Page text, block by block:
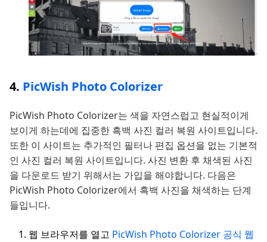
4. PicWish Photo Colorizer
PicWish Photo Colorizer는 색을 자연스럽고 현실적이게
보이게 하는데에 집중한 흑백 사진 컬러 복원 사이트입니다.
또한 이 사이트는 추가적인 필터나 편집 옵션을 없는 기본적
인 사진 컬러 복원 사이트입니다. 사진 변환 후 채색된 사진
을 다운로드 받기 위해서는 가입을 해야합니다. 다음은
PicWish Photo Colorizer에서 흑백 사진을 채색하는 단계
들입니다.
웹 브라우저를 열고 PicWish Photo Colorizer 공식 웹